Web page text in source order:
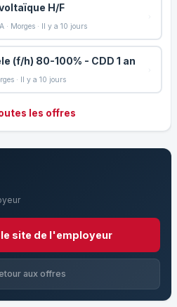
H/F
· Morges · Il y a 10 jours
(f/h) 80-100% - CDD 1 an
· Il y a 10 jours
les offres
site de l'employeur
aux offres